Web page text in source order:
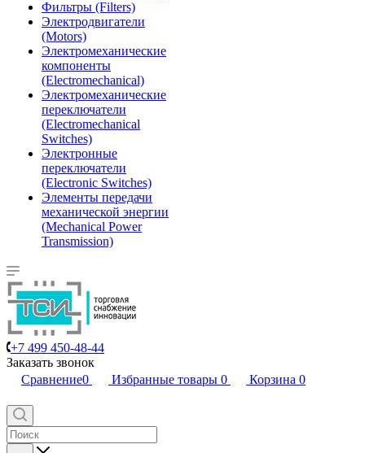
Фильтры (Filters)
Электродвигатели
(Motors)
Электромеханические
компоненты
(Electromechanical)
Электромеханические
переключатели
(Electromechanical
Switches)
Электронные
переключатели
(Electronic Switches)
Элементы передачи
механической энергии
(Mechanical Power
Transmission)
+7 499 450-48-44
Заказать звонок
Сравнение0 Избранные товары 0 Корзина 0